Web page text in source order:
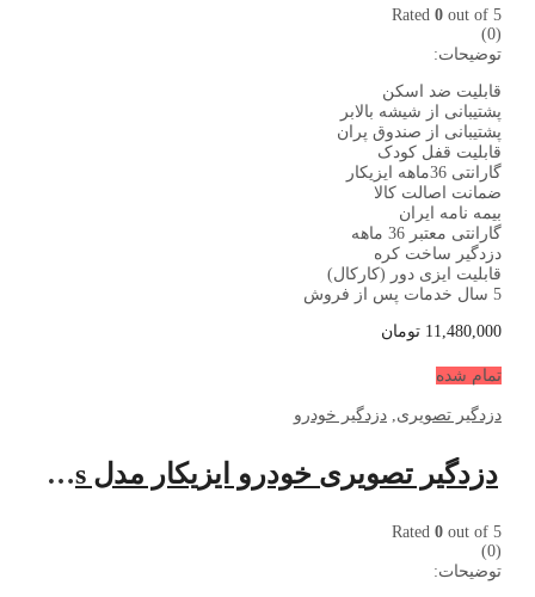
Rated 0 out of 5
(0)
توضیحات:
قابلیت ضد اسکن
پشتیبانی از شیشه بالابر
پشتیبانی از صندوق پران
قابلیت قفل کودک
گارانتی 36ماهه ایزیکار
ضمانت اصالت کالا
بیمه نامه ایران
گارانتی معتبر 36 ماهه
دزدگیر ساخت کره
قابلیت ایزی دور (کارکال)
5 سال خدمات پس از فروش
11,480,000 تومان
تمام شده
دزدگیر تصویری دزدگیر خودرو
دزدگیر تصویری خودرو ایزیکار مدل X1 plus
Rated 0 out of 5
(0)
توضیحات: